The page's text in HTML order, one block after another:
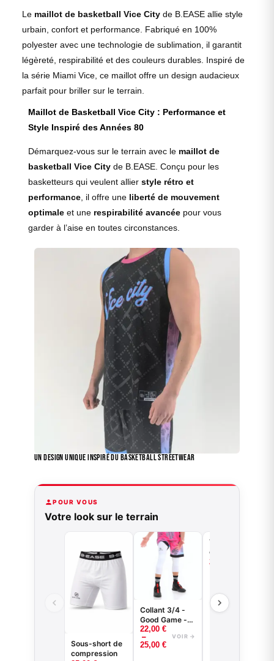
Le maillot de basketball Vice City de B.EASE allie style
urbain, confort et performance. Fabriqué en 100%
polyester avec une technologie de sublimation, il garantit
légèreté, respirabilité et des couleurs durables. Inspiré de
la série Miami Vice, ce maillot offre un design audacieux
parfait pour briller sur le terrain.
Maillot de Basketball Vice City : Performance et
Style Inspiré des Années 80
Démarquez-vous sur le terrain avec le maillot de
basketball Vice City de B.EASE. Conçu pour les
basketteurs qui veulent allier style rétro et
performance , il offre une liberté de mouvement
optimale et une respirabilité avancée pour vous
garder à l’aise en toutes circonstances.
Un Design Unique Inspiré du Basketball Streetwear
POUR VOUS
Votre look sur le terrain
Sous-short de
compression
Collant 3/4 -
Good Game -
Noir ou Blanc -
BASKETBALL
22,00 €
–
25,00 €
VOIR →
T-shirt de
compression
basketball -
29,00